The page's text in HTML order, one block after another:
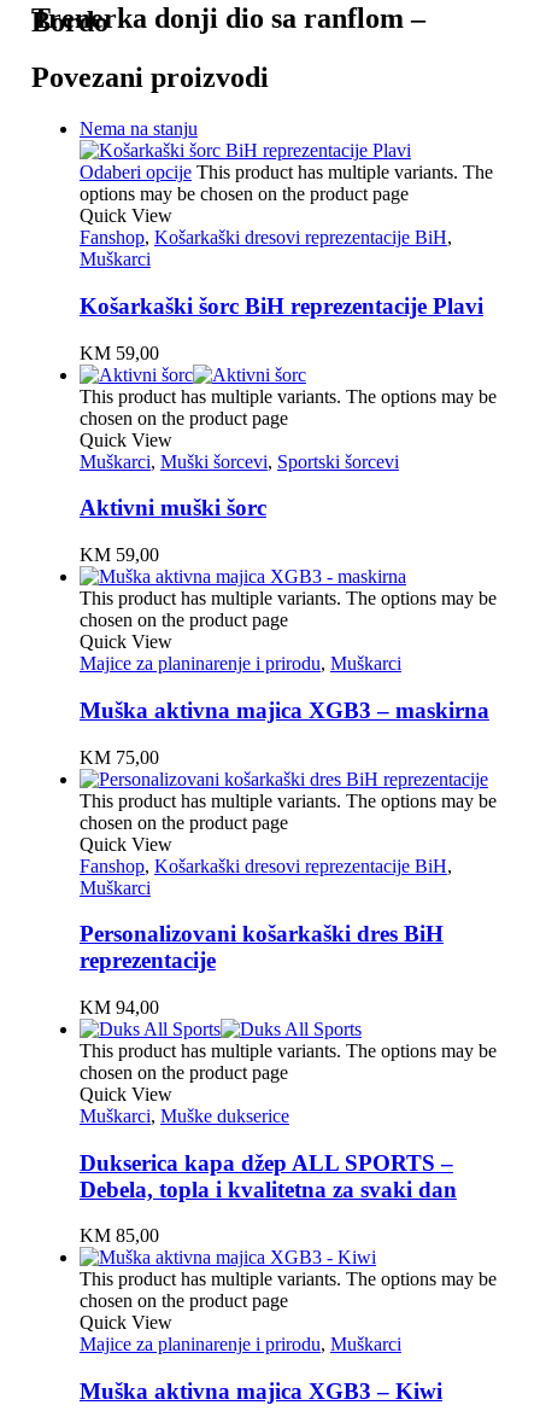
Trenerka donji dio sa ranflom –
Bordo
Povezani proizvodi
Nema na stanju
Odaberi opcije This product has multiple variants. The
options may be chosen on the product page
Quick View
Fanshop, Košarkaški dresovi reprezentacije BiH,
Muškarci
Košarkaški šorc BiH reprezentacije Plavi
KM59,00
This product has multiple variants. The options may be
chosen on the product page
Quick View
Muškarci, Muški šorcevi, Sportski šorcevi
Aktivni muški šorc
KM59,00
This product has multiple variants. The options may be
chosen on the product page
Quick View
Majice za planinarenje i prirodu, Muškarci
Muška aktivna majica XGB3 – maskirna
KM75,00
This product has multiple variants. The options may be
chosen on the product page
Quick View
Fanshop, Košarkaški dresovi reprezentacije BiH,
Muškarci
Personalizovani košarkaški dres BiH
reprezentacije
KM94,00
This product has multiple variants. The options may be
chosen on the product page
Quick View
Muškarci, Muške dukserice
Dukserica kapa džep ALL SPORTS –
Debela, topla i kvalitetna za svaki dan
KM85,00
This product has multiple variants. The options may be
chosen on the product page
Quick View
Majice za planinarenje i prirodu, Muškarci
Muška aktivna majica XGB3 – Kiwi